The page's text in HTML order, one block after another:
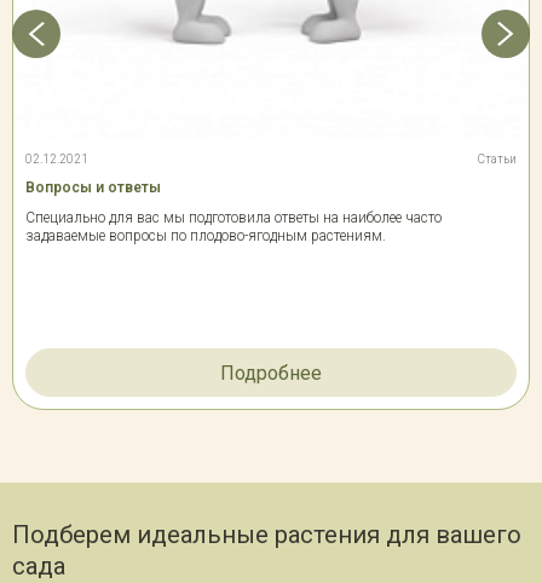
02.12.2021 Статьи
Вопросы и ответы
Специально для вас мы подготовила ответы на наиболее часто
задаваемые вопросы по плодово-ягодным растениям.
Подробнее
Подберем идеальные растения для вашего
сада